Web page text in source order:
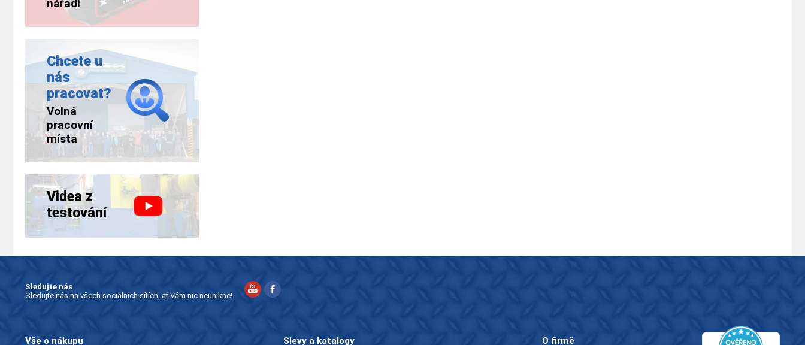
nářadí
Chcete u
nás
pracovat?
Volná
pracovní
místa
Videa z
testování
Sledujte nás
Sledujte nás na všech sociálních sítích, ať Vám nic neunikne!
Vše o nákupu Slevy a katalogy O firmě